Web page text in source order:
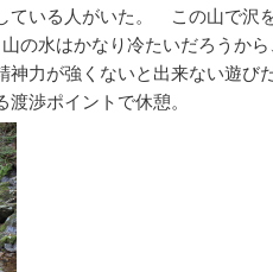
ている人がいた。 この山で沢
の水はかなり冷たいだろうか
力が強くないと出来ない遊びだ
渉ポイントで休憩。